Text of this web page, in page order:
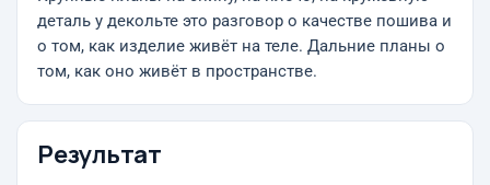
деталь у декольте это разговор о качестве пошива и
о том, как изделие живёт на теле. Дальние планы о
том, как оно живёт в пространстве.
Результат